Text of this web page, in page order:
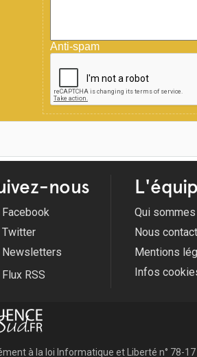
Anti-spam
nous
Facebook
Twitter
Newsletters
Flux RSS
Qui
Nous
Mentions
Infos
à la loi Informatique et Liberté n° 78-